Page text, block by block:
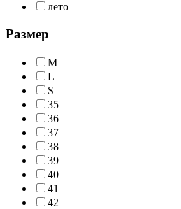
лето
Размер
M
L
S
35
36
37
38
39
40
41
42